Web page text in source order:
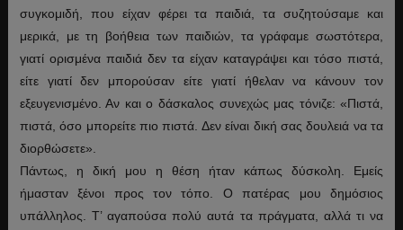
συγκομιδή, που είχαν φέρει τα παιδιά, τα συζητούσαμε και
μερικά, με τη βοήθεια των παιδιών, τα γράφαμε σωστότερα,
γιατί ορισμένα παιδιά δεν τα είχαν καταγράψει και τόσο πιστά,
είτε γιατί δεν μπορούσαν είτε γιατί ήθελαν να κάνουν τον
εξευγενισμένο. Αν και ο δάσκαλος συνεχώς μας τόνιζε: «Πιστά,
πιστά, όσο μπορείτε πιο πιστά. Δεν είναι δική σας δουλειά να τα
διορθώσετε».
Πάντως, η δική μου η θέση ήταν κάπως δύσκολη. Εμείς
ήμασταν ξένοι προς τον τόπο. Ο πατέρας μου δημόσιος
υπάλληλος. Τ’ αγαπούσα πολύ αυτά τα πράγματα, αλλά τι να